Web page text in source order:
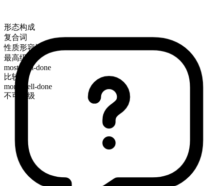
形态构成
复合词
性质形容词
最高级
most well-done
比较级
more well-done
不可分级